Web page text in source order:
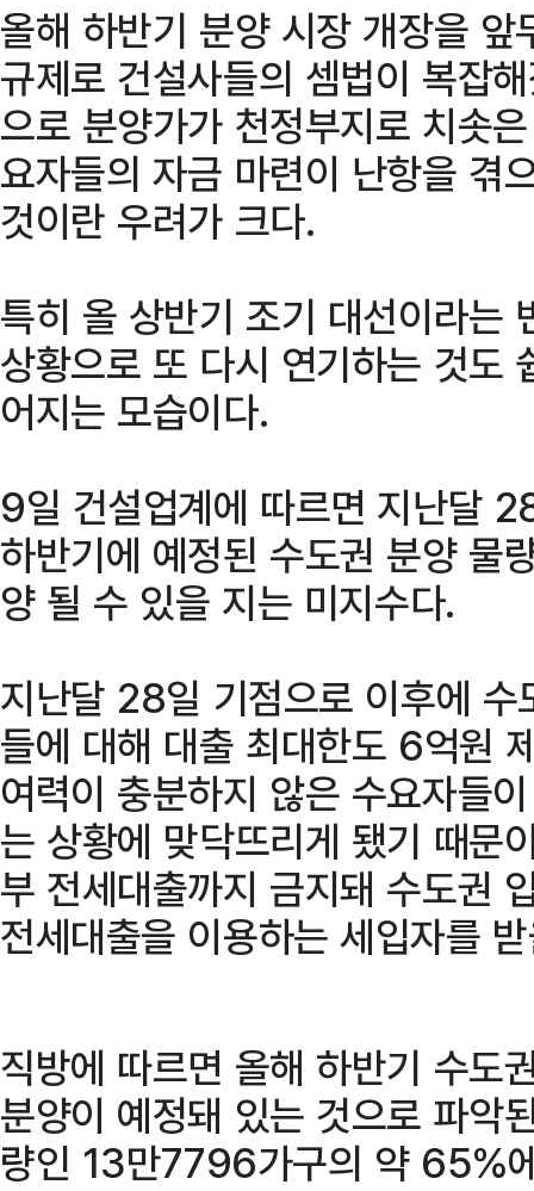
올해 하반기 분양 시장 개장을
규제로 건설사들의 셈법이 복잡
으로 분양가가 천정부지로 치솟
요자들의 자금 마련이 난항을 겪
것이란 우려가 크다.
특히 올 상반기 조기 대선이라는
상황으로 또 다시 연기하는 것도
어지는 모습이다.
9일 건설업계에 따르면 지난달
하반기에 예정된 수도권 분양 물
양 될 수 있을 지는 미지수다.
지난달 28일 기점으로 이후에
들에 대해 대출 최대한도 6억원
여력이 충분하지 않은 수요자들
는 상황에 맞닥뜨리게 됐기 때문
부 전세대출까지 금지돼 수도권
전세대출을 이용하는 세입자를
직방에 따르면 올해 하반기 수
분양이 예정돼 있는 것으로 파악
량인 13만7796가구의 약 65%